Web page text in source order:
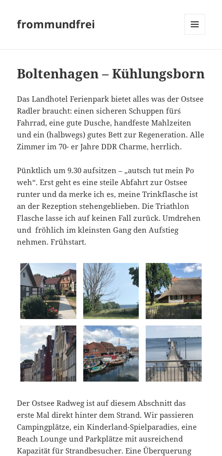
frommundfrei
Boltenhagen – Kühlungsborn
Das Landhotel Ferienpark bietet alles was der Ostsee
Radler braucht: einen sicheren Schuppen für´s
Fahrrad, eine gute Dusche, handfeste Mahlzeiten
und ein (halbwegs) gutes Bett zur Regeneration. Alle
Zimmer im 70- er Jahre DDR Charme, herrlich.
Pünktlich um 9.30 aufsitzen – „autsch tut mein Po
weh“. Erst geht es eine steile Abfahrt zur Ostsee
runter und da merke ich es, meine Trinkflasche ist
an der Rezeption stehengeblieben. Die Triathlon
Flasche lasse ich auf keinen Fall zurück. Umdrehen
und fröhlich im kleinsten Gang den Aufstieg
nehmen. Frühstart.
Der Ostsee Radweg ist auf diesem Abschnitt das
erste Mal direkt hinter dem Strand. Wir passieren
Campingplätze, ein Kinderland-Spielparadies, eine
Beach Lounge und Parkplätze mit ausreichend
Kapazität für Strandbesucher. Eine Überquerung